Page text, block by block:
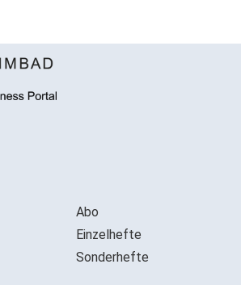
Abo
Einzelhefte
Sonderhefte